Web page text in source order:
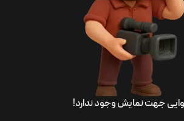
جهت نمایش وجود ندارد!